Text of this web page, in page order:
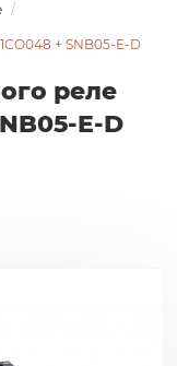
+ SNB05-E-D
реле
E-D